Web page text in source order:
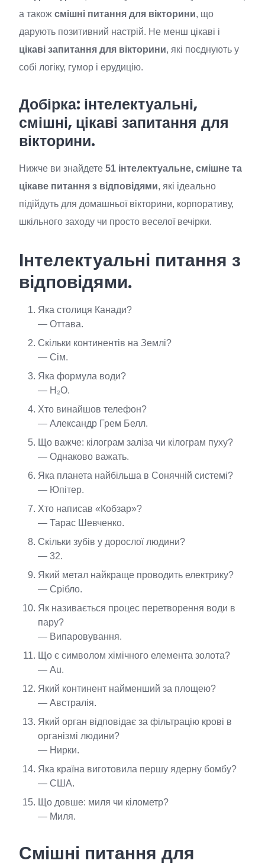
а також смішні питання для вікторини, що
дарують позитивний настрій. Не менш цікаві і
цікаві запитання для вікторини, які поєднують у
собі логіку, гумор і ерудицію.
Добірка: інтелектуальні,
смішні, цікаві запитання для
вікторини.
Нижче ви знайдете 51 інтелектуальне, смішне та
цікаве питання з відповідями, які ідеально
підійдуть для домашньої вікторини, корпоративу,
шкільного заходу чи просто веселої вечірки.
Інтелектуальні питання з
відповідями.
Яка столиця Канади?
— Оттава.
Скільки континентів на Землі?
— Сім.
Яка формула води?
— H₂O.
Хто винайшов телефон?
— Александр Грем Белл.
Що важче: кілограм заліза чи кілограм пуху?
— Однаково важать.
Яка планета найбільша в Сонячній системі?
— Юпітер.
Хто написав «Кобзар»?
— Тарас Шевченко.
Скільки зубів у дорослої людини?
— 32.
Який метал найкраще проводить електрику?
— Срібло.
Як називається процес перетворення води в
пару?
— Випаровування.
Що є символом хімічного елемента золота?
— Au.
Який континент найменший за площею?
— Австралія.
Який орган відповідає за фільтрацію крові в
організмі людини?
— Нирки.
Яка країна виготовила першу ядерну бомбу?
— США.
Що довше: миля чи кілометр?
— Миля.
Смішні питання для